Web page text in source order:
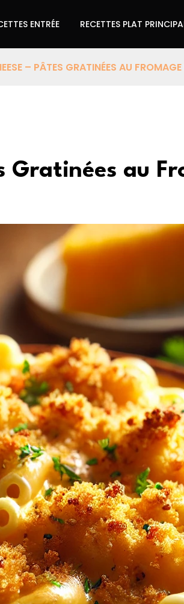
ENTRÉE RECETTES PLAT
– PÂTES GRATINÉES AU
Gratinées au